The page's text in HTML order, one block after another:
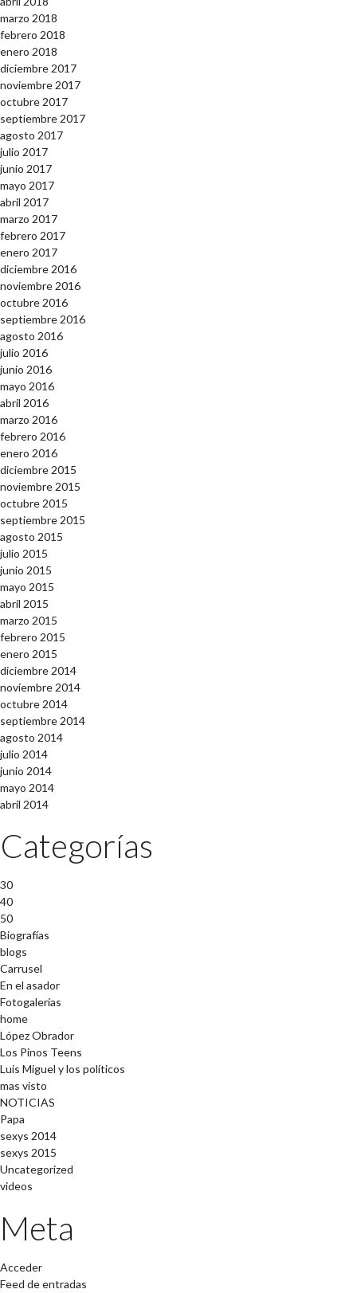
marzo 2018
febrero 2018
enero 2018
diciembre 2017
noviembre 2017
octubre 2017
septiembre 2017
agosto 2017
julio 2017
junio 2017
mayo 2017
abril 2017
marzo 2017
febrero 2017
enero 2017
diciembre 2016
noviembre 2016
octubre 2016
septiembre 2016
agosto 2016
julio 2016
junio 2016
mayo 2016
abril 2016
marzo 2016
febrero 2016
enero 2016
diciembre 2015
noviembre 2015
octubre 2015
septiembre 2015
agosto 2015
julio 2015
junio 2015
mayo 2015
abril 2015
marzo 2015
febrero 2015
enero 2015
diciembre 2014
noviembre 2014
octubre 2014
septiembre 2014
agosto 2014
julio 2014
junio 2014
mayo 2014
abril 2014
Categorías
30
40
50
Biografías
blogs
Carrusel
En el asador
Fotogalerías
home
López Obrador
Los Pinos Teens
Luis Miguel y los políticos
mas visto
NOTICIAS
Papa
sexys 2014
sexys 2015
Uncategorized
videos
Meta
Acceder
Feed de entradas